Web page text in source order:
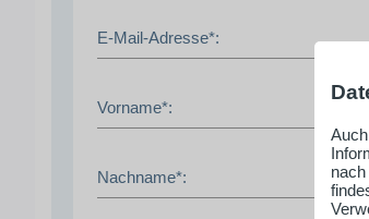
E-Mail-Adresse*:
Vorname*:
Nachname*: